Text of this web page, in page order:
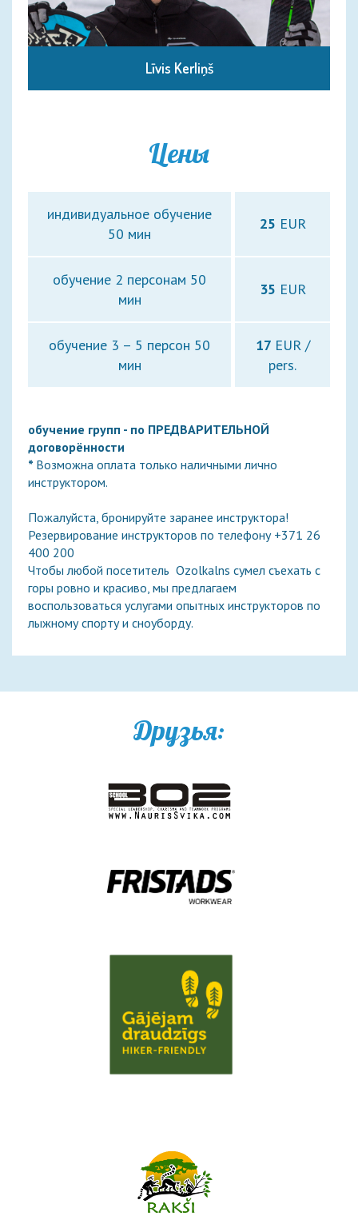
Līvis Kerliņš
Цены
индивидуальное обучение
50 мин
25 EUR
обучение 2 персонам 50
мин
35 EUR
обучение 3 – 5 персон 50
мин
17 EUR /
pers.
обучение групп - по ПРЕДВАРИТЕЛЬНОЙ
договорённости
* Возможна оплата только наличными лично
инструктором.
Пожалуйста, бронируйте заранее инструктора!
Резервирование инструкторов по телефону +371 26
400 200
Чтобы любой посетитель Ozolkalns сумел съехать с
горы ровно и красиво, мы предлагаем
воспользоваться услугами опытных инструкторов по
лыжному спорту и сноуборду.
Друзья: